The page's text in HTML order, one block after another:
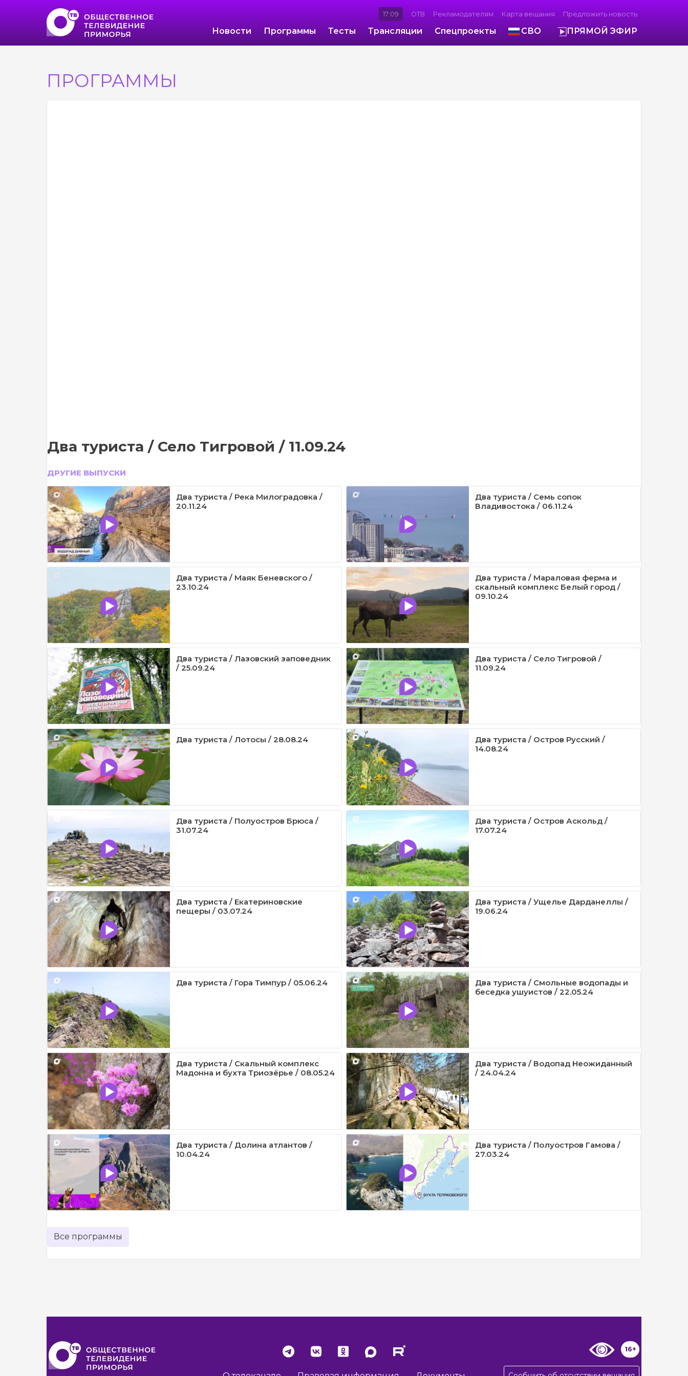
17:09 ОТВ Рекламодателям Карта вещания Предложить новость
Новости Программы Тесты Трансляции Спецпроекты СВО ПРЯМОЙ ЭФИР
ПРОГРАММЫ
Два туриста / Село Тигровой / 11.09.24
ДРУГИЕ ВЫПУСКИ
Два туриста / Река Милоградовка /
20.11.24
Два туриста / Семь сопок
Владивостока / 06.11.24
Два туриста / Маяк Беневского /
23.10.24
Два туриста / Мараловая ферма и
скальный комплекс Белый город /
09.10.24
Два туриста / Лазовский заповедник
/ 25.09.24
Два туриста / Село Тигровой /
11.09.24
Два туриста / Лотосы / 28.08.24
Два туриста / Остров Русский /
14.08.24
Два туриста / Полуостров Брюса /
31.07.24
Два туриста / Остров Аскольд /
17.07.24
Два туриста / Екатериновские
пещеры / 03.07.24
Два туриста / Ущелье Дарданеллы /
19.06.24
Два туриста / Гора Тимпур / 05.06.24
Два туриста / Смольные водопады и
беседка ушуистов / 22.05.24
Два туриста / Скальный комплекс
Мадонна и бухта Триозёрье / 08.05.24
Два туриста / Водопад Неожиданный
/ 24.04.24
Два туриста / Долина атлантов /
10.04.24
Два туриста / Полуостров Гамова /
27.03.24
Все программы
16+